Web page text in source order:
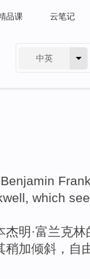
品课 云笔记
中英
Benjamin
, which
杰明 ·富兰克林
稍加倾斜，自